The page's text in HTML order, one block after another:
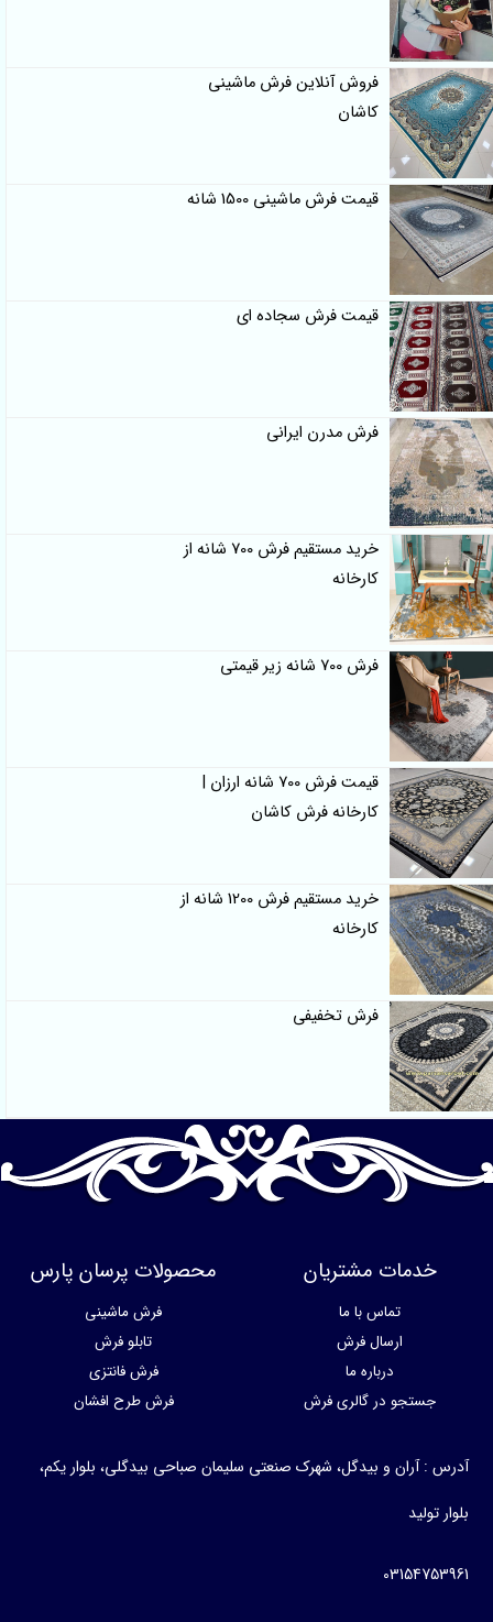
فروش آنلاین فرش ماشینی
کاشان
قیمت فرش ماشینی 1500 شانه
قیمت فرش سجاده ای
فرش مدرن ایرانی
خرید مستقیم فرش 700 شانه از
کارخانه
فرش 700 شانه زیر قیمتی
قیمت فرش 700 شانه ارزان |
کارخانه فرش کاشان
خرید مستقیم فرش 1200 شانه از
کارخانه
فرش تخفیفی
خدمات مشتریان
تماس با ما
ارسال فرش
درباره ما
جستجو در گالری فرش
محصولات پرسان پارس
فرش ماشینی
تابلو فرش
فرش فانتزی
فرش طرح افشان
آدرس : آران و بیدگل، شهرک صنعتی سلیمان صباحی بیدگلی، بلوار یکم،
بلوار تولید
03154753961